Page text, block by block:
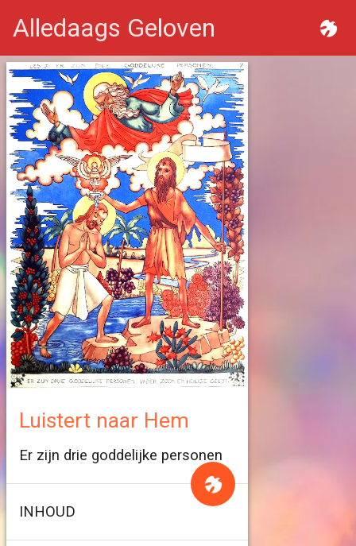
Alledaags Geloven
Luistert naar Hem
Er zijn drie goddelijke personen
INHOUD